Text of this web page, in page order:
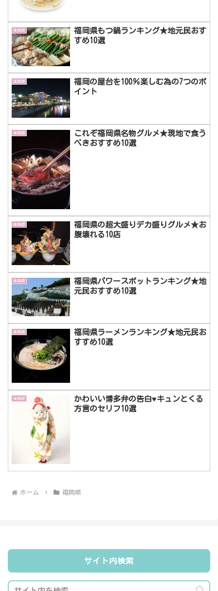
福岡県
福岡県もつ鍋ランキング★地元民おす
すめ10選
福岡県
福岡の屋台を100％楽しむ為の7つのポ
イント
福岡県
これぞ福岡県名物グルメ★現地で食う
べきおすすめ10選
福岡県
福岡県の超大盛りデカ盛りグルメ★お
腹壊れる10店
福岡県
福岡県パワースポットランキング★地
元民おすすめ10選
福岡県
福岡県ラーメンランキング★地元民お
すすめ10選
福岡県
かわいい博多弁の告白♥キュンとくる
方言のセリフ10選
ホーム 福岡県
サイト内検索